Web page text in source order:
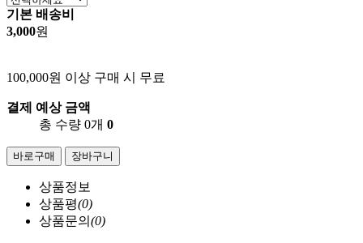
기본 배송비
3,000원
100,000원 이상 구매 시 무료
결제 예상 금액
총 수량 0개 0
바로구매 장바구니
상품정보
상품평(0)
상품문의 (0)